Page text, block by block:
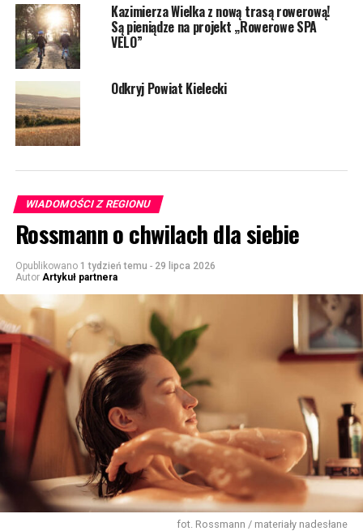
Kazimierza Wielka z nową trasą rowerową!
Są pieniądze na projekt „Rowerowe SPA
VELO”
Odkryj Powiat Kielecki
WIADOMOŚCI Z REGIONU
Rossmann o chwilach dla siebie
Opublikowano 1 tydzień temu - 29 lipca 2026
Autor Artykuł partnera
fot. Rossmann / materiały nadesłane